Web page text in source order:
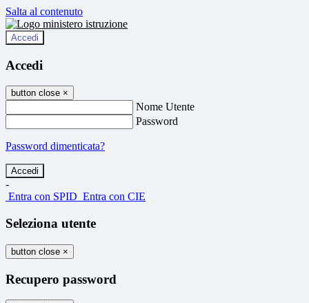
Salta al contenuto
Accedi
Accedi
button close ×
Nome Utente
Password
Password dimenticata?
-
Entra con SPID Entra con CIE
Seleziona utente
button close ×
Recupero password